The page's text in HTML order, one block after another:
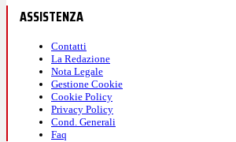
ASSISTENZA
Contatti
La Redazione
Nota Legale
Gestione Cookie
Cookie Policy
Privacy Policy
Cond. Generali
Faq